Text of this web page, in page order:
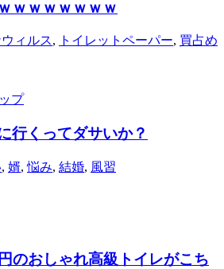
ｗｗｗｗｗｗｗ
ィルス, トイレットペーパー, 買占め
プ
行くってダサいか？
, 婿,悩み, 結婚, 風習
のおしゃれ高級トイレがこち